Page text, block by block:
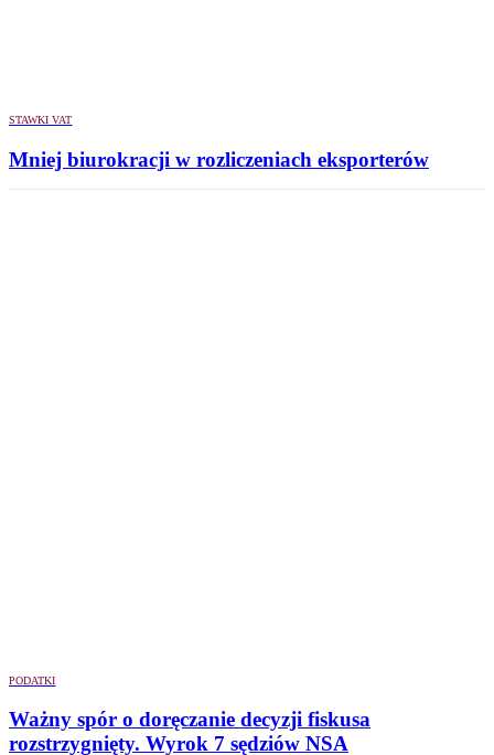
STAWKI VAT
Mniej biurokracji w rozliczeniach eksporterów
PODATKI
Ważny spór o doręczanie decyzji fiskusa
rozstrzygnięty. Wyrok 7 sędziów NSA